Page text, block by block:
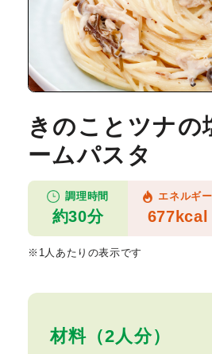
材料（2人分）
きのことツナの
ームパスタ
調理時間
約30分
エネルギー
677kcal
※1人あたりの表示です